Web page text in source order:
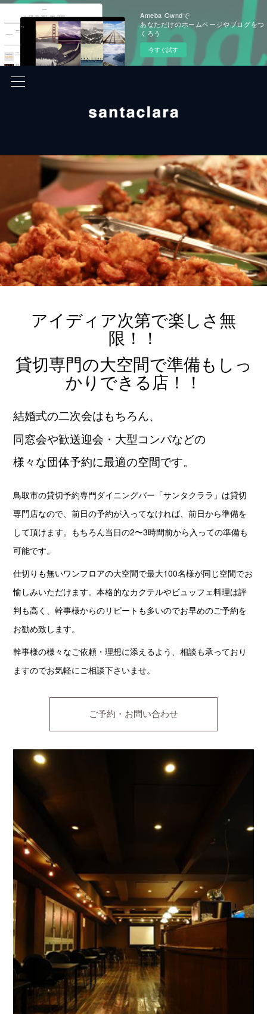
Ameba Owndで
あなただけのホームページやブログをつ
くろう
今すぐ試す
アイディア次第で楽しさ無
限！！
貸切専門の大空間で準備もしっ
かりできる店！！
結婚式の二次会はもちろん、
同窓会や歓送迎会・大型コンパなどの
様々な団体予約に最適の空間です。
鳥取市の貸切予約専門ダイニングバー「サンタクララ」は貸切
専門店なので、前日の予約が入ってなければ、前日から準備を
して頂けます。もちろん当日の2〜3時間前から入っての準備も
可能です。
仕切りも無いワンフロアの大空間で最大100名様が同じ空間でお
愉しみいただけます。本格的なカクテルやビュッフェ料理は評
判も高く、幹事様からのリピートも多いのでお早めのご予約を
お勧め致します。
幹事様の様々なご依頼・理想に添えるよう、相談も承っており
ますのでお気軽にご相談下さいませ。
ご予約・お問い合わせ